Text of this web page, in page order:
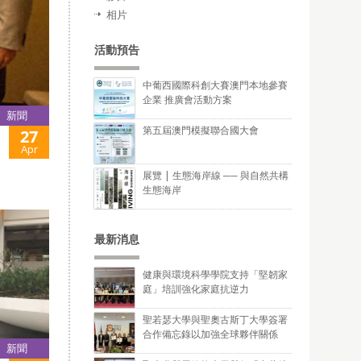
新聞
27
Apr
新聞
相片
活動預告
中葡西國際科創大賽澳門本地參賽
企業 推廣會活動方案
第五屆澳門模擬聯合國大會
展覽 | 生態海岸線 ── 與自然共構
生態海岸
最新消息
健康與環境科學學院支持「堅韌家
庭」培訓強化家庭抗逆力
聖若瑟大學與聖奧古斯丁大學簽署
合作備忘錄以加強全球夥伴關係